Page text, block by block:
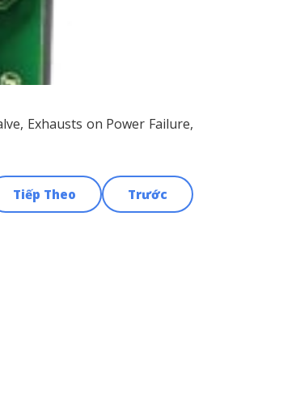
Exhausts on Power Failure,
Trước
Tiếp Theo